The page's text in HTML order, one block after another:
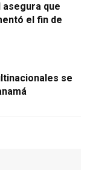
que
el fin de
se